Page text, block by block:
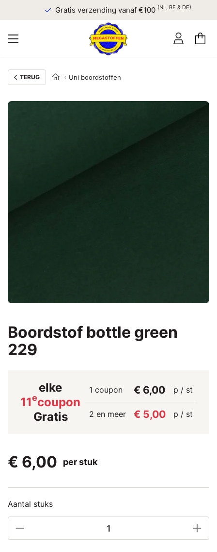
Gratis verzending vanaf €100(NL, BE & DE)
TERUG Uni boordstoffen
Boordstof bottle green
229
elke
11ecoupon
Gratis
1 coupon € 6,00 p / st
2 en meer € 5,00 p / st
€ 6,00 per stuk
Aantal stuks